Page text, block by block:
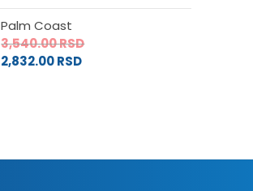
Palm Coast
3,540.00RSD
2,832.00RSD